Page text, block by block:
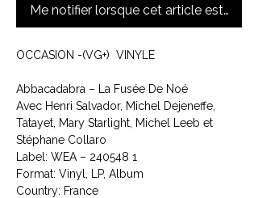
Me notifier lorsque cet article est
OCCASION -(VG+) VINYLE
Abbacadabra ‎– La Fusée De Noé
Avec Henri Salvador, Michel Dejeneffe,
Tatayet, Mary Starlight, Michel Leeb et
Stéphane Collaro
Label: WEA ‎– 240548 1
Format: Vinyl, LP, Album
Country: France